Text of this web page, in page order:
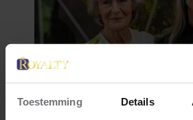
Toestemming Details